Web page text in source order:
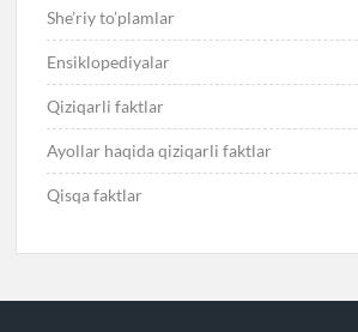
She’riy to’plamlar
Ensiklopediyalar
Qiziqarli faktlar
Ayollar haqida qiziqarli faktlar
Qisqa faktlar